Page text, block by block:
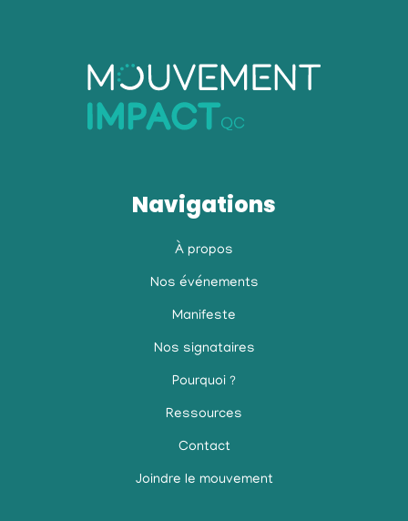
Navigations
À propos
Nos événements
Manifeste
Nos signataires
Pourquoi ?
Ressources
Contact
Joindre le mouvement